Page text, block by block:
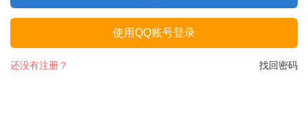
使用QQ账号登录
找回密码
还没有注册？